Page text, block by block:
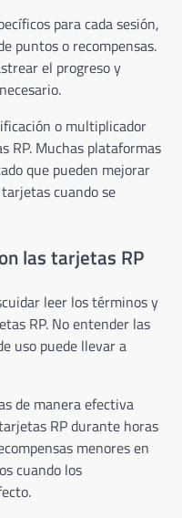
para cada sesión,
puntos o recompensas.
el progreso y
o multiplicador
RP. Muchas plataformas
que pueden mejorar
cuando se
las tarjetas RP
leer los términos y
RP. No entender las
uso puede llevar a
de manera efectiva
RP durante horas
menores en
cuando los